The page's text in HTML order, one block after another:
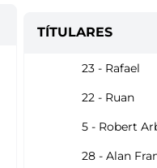
TÍTULARES
23 - Rafael
22 - Ruan
5 - Robert
28 - Alan